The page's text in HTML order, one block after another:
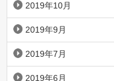
2019年10月
2019年9月
2019年7月
2019年6月